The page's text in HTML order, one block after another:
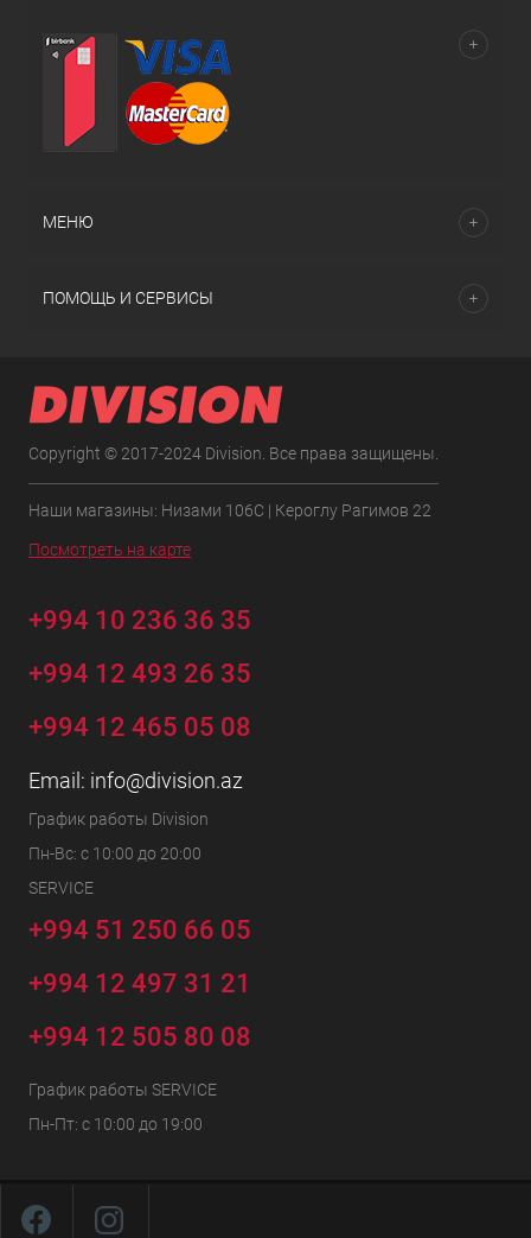
МЕНЮ
ПОМОЩЬ И СЕРВИСЫ
Copyright © 2017-2024 Division. Все права защищены.
Наши магазины: Низами 106C | Кероглу Рагимов 22
Посмотреть на карте
+994 10 236 36 35
+994 12 493 26 35
+994 12 465 05 08
Email: info@division.az
График работы Division
Пн-Вс: с 10:00 до 20:00
SERVICE
+994 51 250 66 05
+994 12 497 31 21
+994 12 505 80 08
График работы SERVICE
Пн-Пт: с 10:00 до 19:00